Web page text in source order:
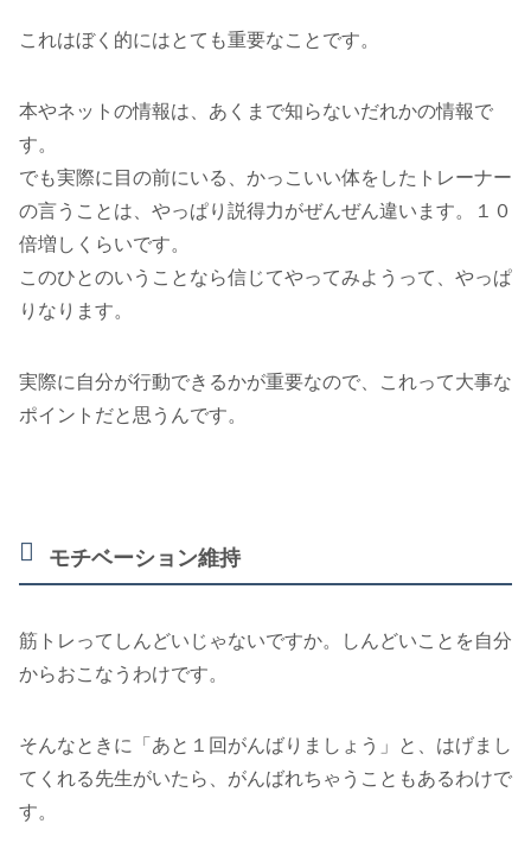
これはぼく的にはとても重要なことです。
本やネットの情報は、あくまで知らないだれかの情報で
す。
でも実際に目の前にいる、かっこいい体をしたトレーナー
の言うことは、やっぱり説得力がぜんぜん違います。１０
倍増しくらいです。
このひとのいうことなら信じてやってみようって、やっぱ
りなります。
実際に自分が行動できるかが重要なので、これって大事な
ポイントだと思うんです。
モチベーション維持
筋トレってしんどいじゃないですか。しんどいことを自分
からおこなうわけです。
そんなときに「あと１回がんばりましょう」と、はげまし
てくれる先生がいたら、がんばれちゃうこともあるわけで
す。